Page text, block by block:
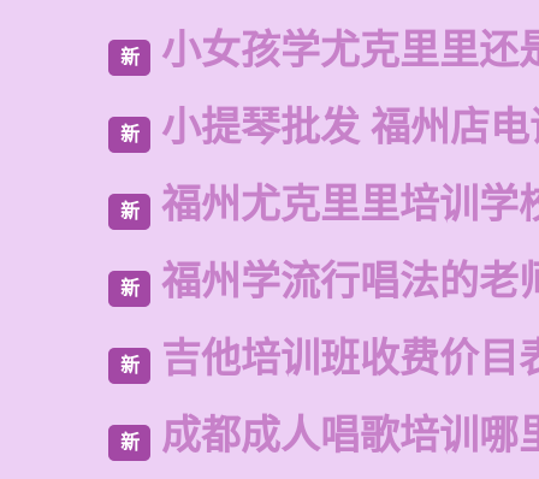
新 小女孩学尤克里里还
新 小提琴批发 福州店
新 福州尤克里里培训学
新 福州学流行唱法的老
新 吉他培训班收费价目
新 成都成人唱歌培训哪